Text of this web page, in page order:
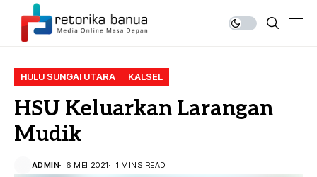
HULU SUNGAI UTARA KALSEL
HSU Keluarkan Larangan
Mudik
ADMIN 6 MEI 2021 1 MINS READ